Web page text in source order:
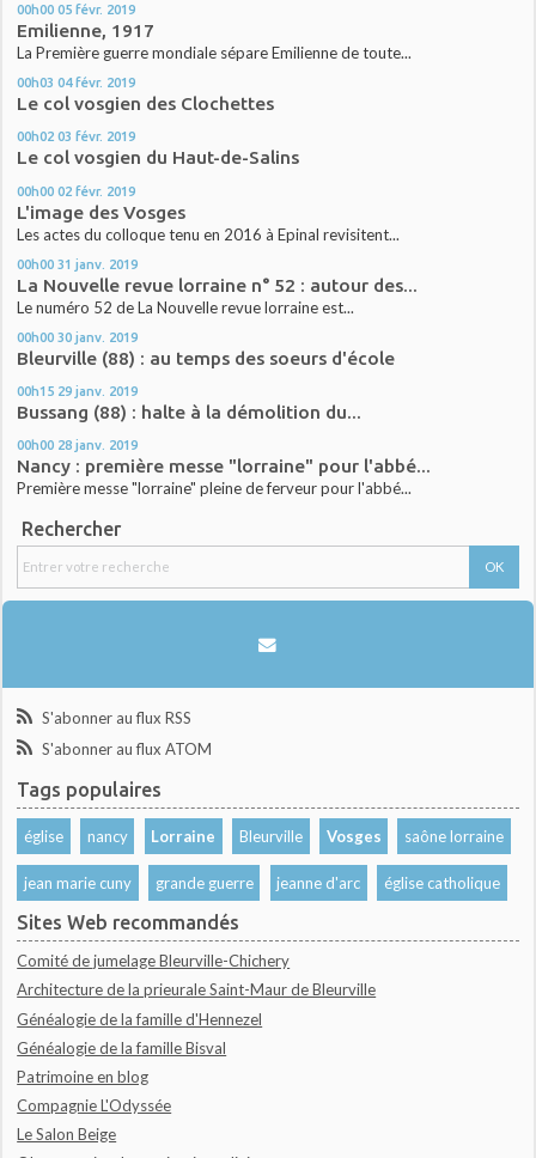
00h00 05 févr. 2019
Emilienne, 1917
La Première guerre mondiale sépare Emilienne de toute...
00h03 04 févr. 2019
Le col vosgien des Clochettes
00h02 03 févr. 2019
Le col vosgien du Haut-de-Salins
00h00 02 févr. 2019
L'image des Vosges
Les actes du colloque tenu en 2016 à Epinal revisitent...
00h00 31 janv. 2019
La Nouvelle revue lorraine n° 52 : autour des...
Le numéro 52 de La Nouvelle revue lorraine est...
00h00 30 janv. 2019
Bleurville (88) : au temps des soeurs d'école
00h15 29 janv. 2019
Bussang (88) : halte à la démolition du...
00h00 28 janv. 2019
Nancy : première messe "lorraine" pour l'abbé...
Première messe "lorraine" pleine de ferveur pour l'abbé...
Rechercher
S'abonner au flux RSS
S'abonner au flux ATOM
Tags populaires
église nancy Lorraine Bleurville Vosges saône lorraine
jean marie cuny grande guerre jeanne d'arc église catholique
Sites Web recommandés
Comité de jumelage Bleurville-Chichery
Architecture de la prieurale Saint-Maur de Bleurville
Généalogie de la famille d'Hennezel
Généalogie de la famille Bisval
Patrimoine en blog
Compagnie L'Odyssée
Le Salon Beige